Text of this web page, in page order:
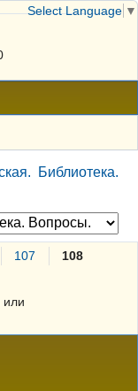
Библиотека.
107
108
или
Select Language ▼